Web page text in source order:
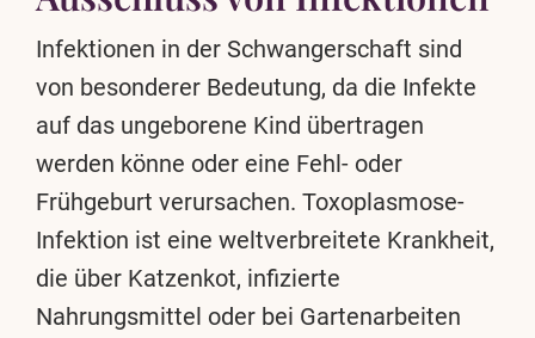
Infektionen in der Schwangerschaft sind
von besonderer Bedeutung, da die Infekte
auf das ungeborene Kind übertragen
werden könne oder eine Fehl- oder
Frühgeburt verursachen. Toxoplasmose-
Infektion ist eine weltverbreitete Krankheit,
die über Katzenkot, infizierte
Nahrungsmittel oder bei Gartenarbeiten